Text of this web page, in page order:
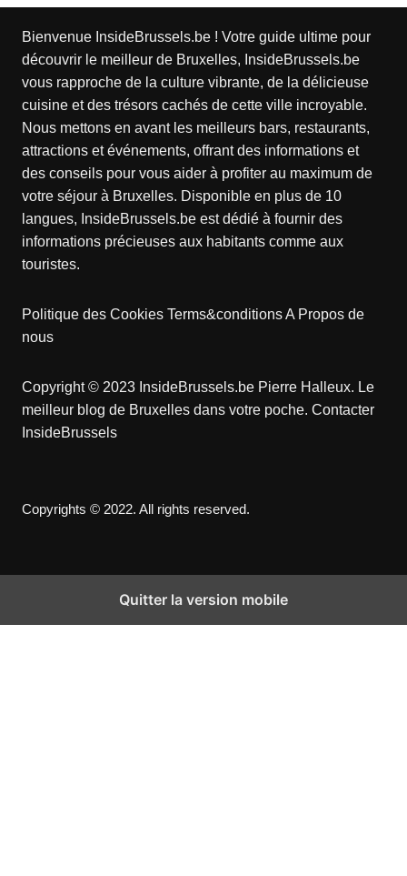
Bienvenue InsideBrussels.be ! Votre guide ultime pour
découvrir le meilleur de Bruxelles, InsideBrussels.be
vous rapproche de la culture vibrante, de la délicieuse
cuisine et des trésors cachés de cette ville incroyable.
Nous mettons en avant les meilleurs bars, restaurants,
attractions et événements, offrant des informations et
des conseils pour vous aider à profiter au maximum de
votre séjour à Bruxelles. Disponible en plus de 10
langues, InsideBrussels.be est dédié à fournir des
informations précieuses aux habitants comme aux
touristes.
Politique des Cookies Terms&conditionsA Propos de
nous
Copyright © 2023 InsideBrussels.be Pierre Halleux. Le
meilleur blog de Bruxelles dans votre poche. Contacter
InsideBrussels
Copyrights © 2022. All rights reserved.
Quitter la version mobile